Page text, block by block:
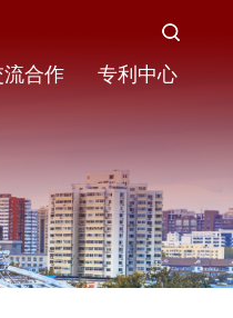
流合作 专利中心